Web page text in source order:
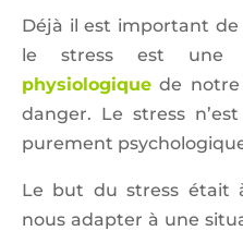
Déjà il est important
le stress est une
physiologique de notre
danger. Le stress
purement
Le but du stress était
nous adapter à une